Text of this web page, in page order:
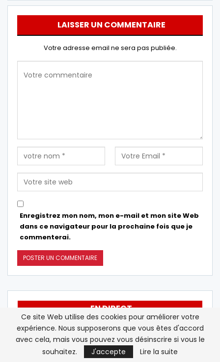
LAISSER UN COMMENTAIRE
Votre adresse email ne sera pas publiée.
Enregistrez mon nom, mon e-mail et mon site Web
dans ce navigateur pour la prochaine fois que je
commenterai.
EN DIRECT
13:29
Iran : l’ONU se dit « alarmée » par la
hausse des exécutions depuis les…
Après neuf saisons à Liverpool, la
Ce site Web utilise des cookies pour améliorer votre
expérience. Nous supposerons que vous êtes d'accord
avec cela, mais vous pouvez vous désinscrire si vous le
souhaitez.
J'accepte Lire la suite